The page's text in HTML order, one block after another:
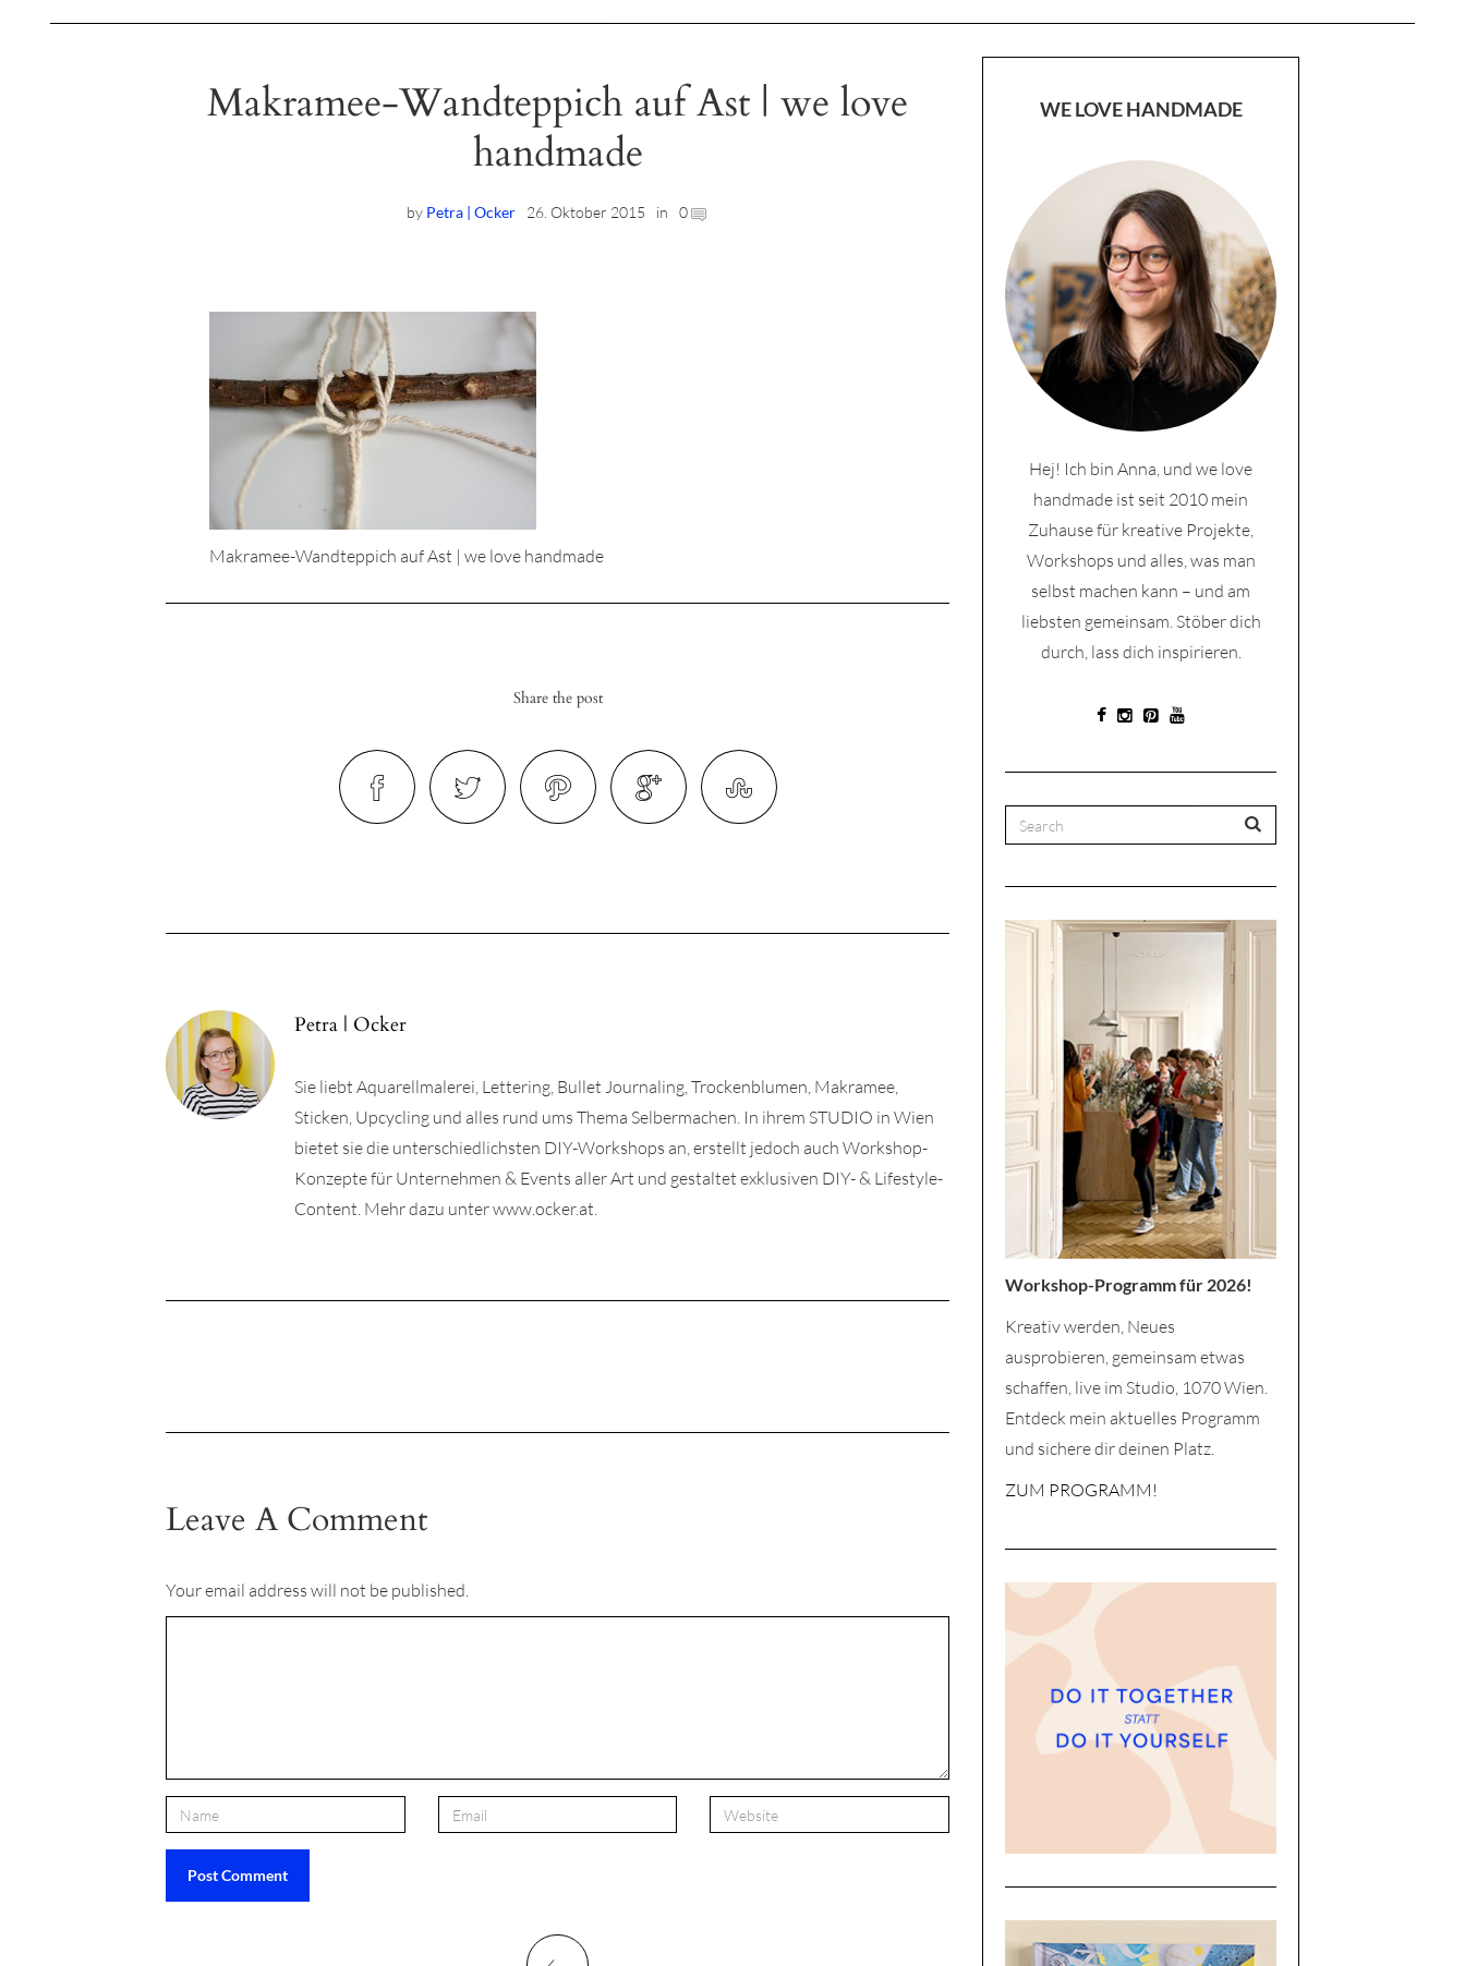
Makramee-Wandteppich auf Ast | we love
handmade
by Petra | Ocker 26. Oktober 2015 in 0
Makramee-Wandteppich auf Ast | we love handmade
Share the post
Petra | Ocker
Sie liebt Aquarellmalerei, Lettering, Bullet Journaling, Trockenblumen, Makramee,
Sticken, Upcycling und alles rund ums Thema Selbermachen. In ihrem STUDIO in Wien
bietet sie die unterschiedlichsten DIY-Workshops an, erstellt jedoch auch Workshop-
Konzepte für Unternehmen & Events aller Art und gestaltet exklusiven DIY- & Lifestyle-
Content. Mehr dazu unter www.ocker.at.
Leave A Comment
Your email address will not be published.
WE LOVE HANDMADE
Hej! Ich bin Anna, und we love
handmade ist seit 2010 mein
Zuhause für kreative Projekte,
Workshops und alles, was man
selbst machen kann – und am
liebsten gemeinsam. Stöber dich
durch, lass dich inspirieren.
Workshop-Programm für 2026!
Kreativ werden, Neues
ausprobieren, gemeinsam etwas
schaffen, live im Studio, 1070 Wien.
Entdeck mein aktuelles Programm
und sichere dir deinen Platz.
ZUM PROGRAMM!